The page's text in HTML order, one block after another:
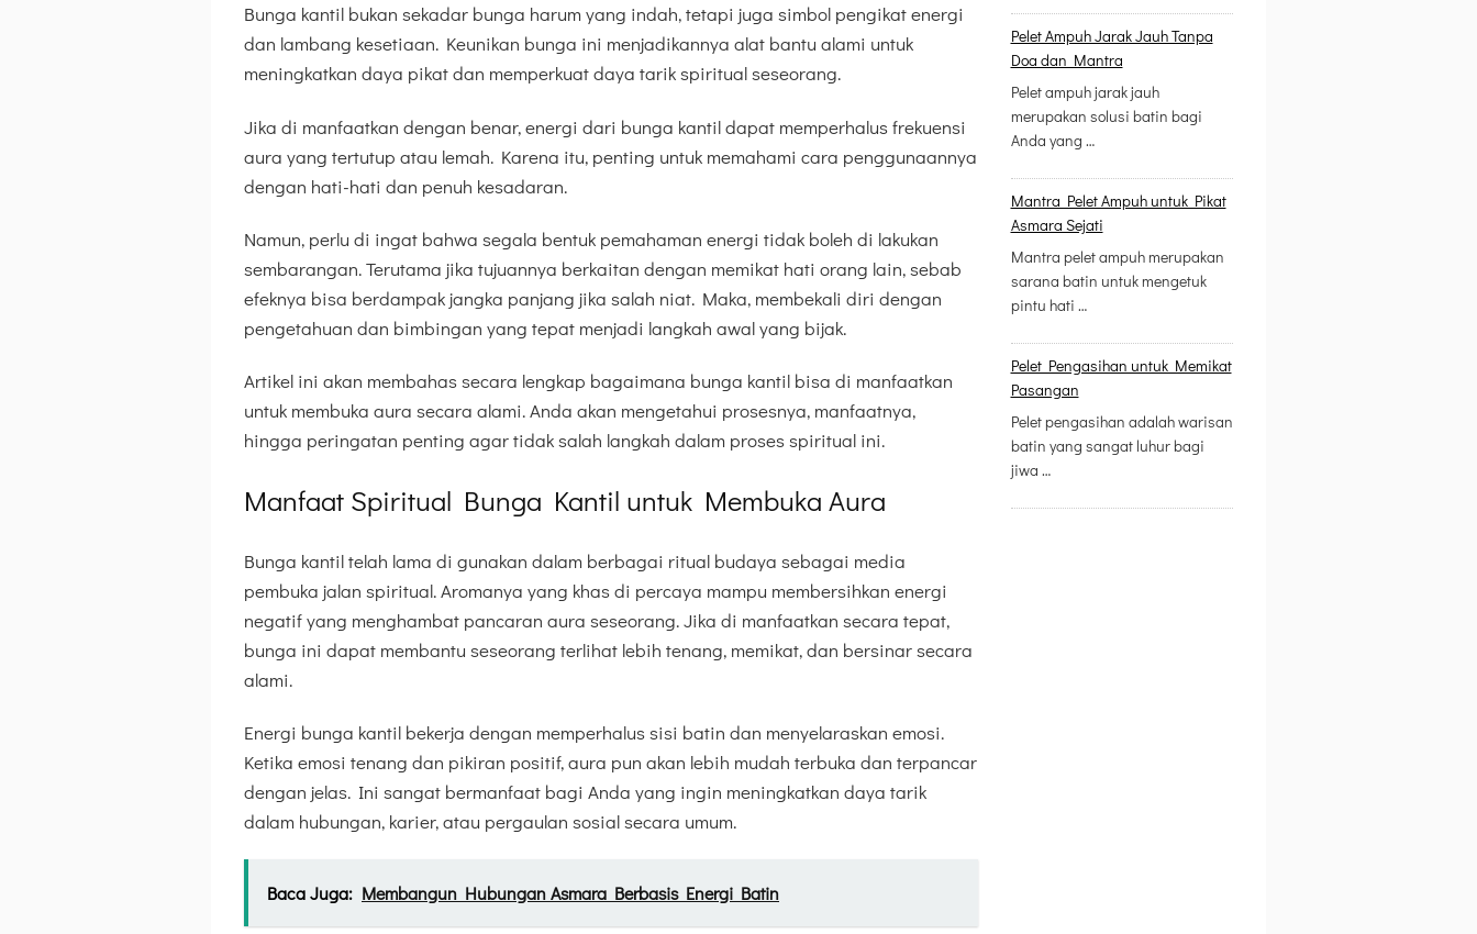
Bunga kantil bukan sekadar bunga harum yang indah, tetapi juga simbol pengikat energi
dan lambang kesetiaan. Keunikan bunga ini menjadikannya alat bantu alami untuk
meningkatkan daya pikat dan memperkuat daya tarik spiritual seseorang.
Jika di manfaatkan dengan benar, energi dari bunga kantil dapat memperhalus frekuensi
aura yang tertutup atau lemah. Karena itu, penting untuk memahami cara penggunaannya
dengan hati-hati dan penuh kesadaran.
Namun, perlu di ingat bahwa segala bentuk pemahaman energi tidak boleh di lakukan
sembarangan. Terutama jika tujuannya berkaitan dengan memikat hati orang lain, sebab
efeknya bisa berdampak jangka panjang jika salah niat. Maka, membekali diri dengan
pengetahuan dan bimbingan yang tepat menjadi langkah awal yang bijak.
Artikel ini akan membahas secara lengkap bagaimana bunga kantil bisa di manfaatkan
untuk membuka aura secara alami. Anda akan mengetahui prosesnya, manfaatnya,
hingga peringatan penting agar tidak salah langkah dalam proses spiritual ini.
Manfaat Spiritual Bunga Kantil untuk Membuka Aura
Bunga kantil telah lama di gunakan dalam berbagai ritual budaya sebagai media
pembuka jalan spiritual. Aromanya yang khas di percaya mampu membersihkan energi
negatif yang menghambat pancaran aura seseorang. Jika di manfaatkan secara tepat,
bunga ini dapat membantu seseorang terlihat lebih tenang, memikat, dan bersinar secara
alami.
Energi bunga kantil bekerja dengan memperhalus sisi batin dan menyelaraskan emosi.
Ketika emosi tenang dan pikiran positif, aura pun akan lebih mudah terbuka dan terpancar
dengan jelas. Ini sangat bermanfaat bagi Anda yang ingin meningkatkan daya tarik
dalam hubungan, karier, atau pergaulan sosial secara umum.
Baca Juga: Membangun Hubungan Asmara Berbasis Energi Batin
Pelet Ampuh Jarak Jauh Tanpa
Doa dan Mantra
Pelet ampuh jarak jauh
merupakan solusi batin bagi
Anda yang …
Mantra Pelet Ampuh untuk Pikat
Asmara Sejati
Mantra pelet ampuh merupakan
sarana batin untuk mengetuk
pintu hati …
Pelet Pengasihan untuk Memikat
Pasangan
Pelet pengasihan adalah warisan
batin yang sangat luhur bagi
jiwa …